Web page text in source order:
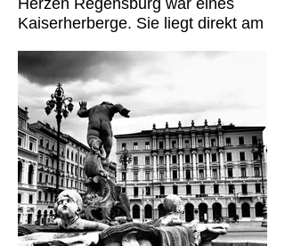
Herzen Regensburg war eines
Kaiserherberge. Sie liegt direkt am
Platz der Stadt. In schwarzweiß
kommt dieses burgartige Gebäude
besonders gut zur Geltung.